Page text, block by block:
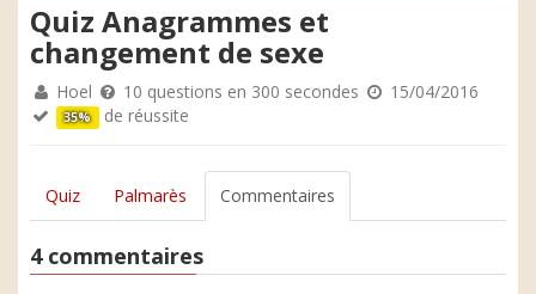
Quiz Anagrammes et
changement de sexe
Hoel 10 questions en 300 secondes 15/04/2016
35% de réussite
Quiz Palmarès Commentaires
4 commentaires